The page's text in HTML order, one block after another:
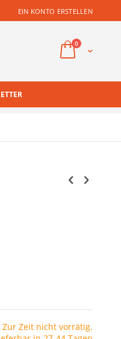
EIN KONTO ERSTELLEN
Cart
0Artikel
Zur Zeit nicht vorrätig.